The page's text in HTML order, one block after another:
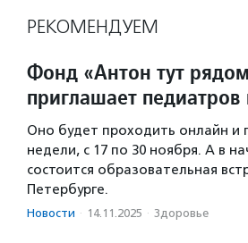
РЕКОМЕНДУЕМ
Фонд «Антон тут
приглашает
Оно будет проходить онлайн и
недели, с 17 по 30 ноября. А в
состоится образовательная
Петербурге.
Новости · 14.11.2025 · Здоровье